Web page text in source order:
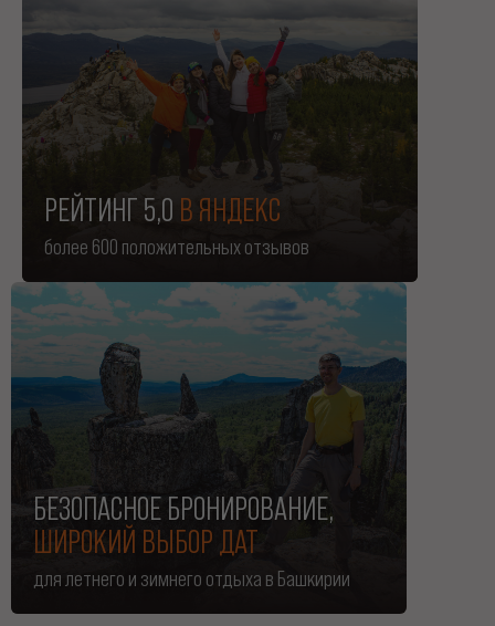
РЕЙТИНГ 5,0 В ЯНДЕКС
более 600 положительных отзывов
БЕЗОПАСНОЕ БРОНИРОВАНИЕ,
ШИРОКИЙ ВЫБОР ДАТ
для летнего и зимнего отдыха в Башкирии